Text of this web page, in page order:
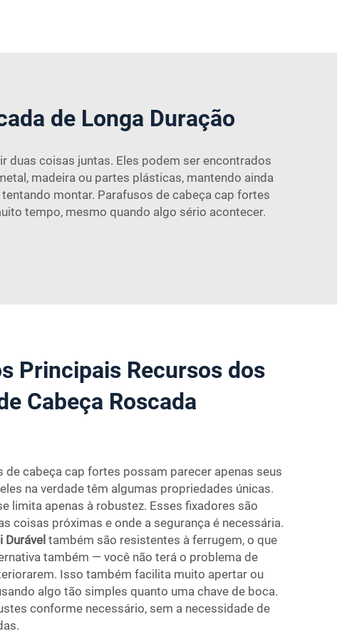
de Longa Duração
duas coisas juntas. Eles podem ser encontrados
madeira ou partes plásticas, mantendo ainda
montar. Parafusos de cabeça cap fortes
tempo, mesmo quando algo sério acontecer.
Principais Recursos dos
Cabeça Roscada
de cabeça cap fortes possam parecer apenas seus
na verdade têm algumas propriedades únicas.
limita apenas à robustez. Esses fixadores são
coisas próximas e onde a segurança é necessária.
Durável também são resistentes à ferrugem, o que
também — você não terá o problema de
Isso também facilita muito apertar ou
algo tão simples quanto uma chave de boca.
conforme necessário, sem a necessidade de